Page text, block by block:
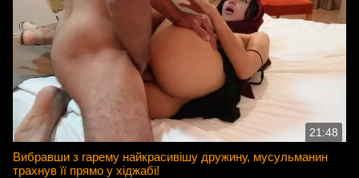
21:48
Вибравши з гарему найкрасивішу дружину, мусульманин
трахнув її прямо у хіджабі!